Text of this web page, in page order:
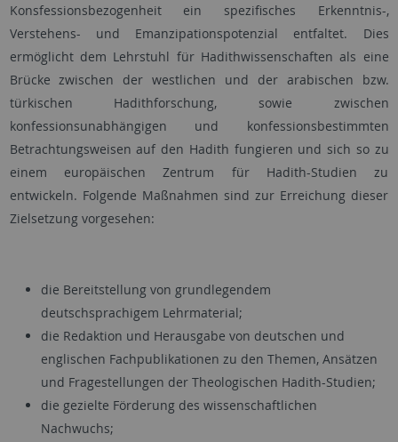
Konsfessionsbezogenheit ein spezifisches Erkenntnis-,
Verstehens- und Emanzipationspotenzial entfaltet. Dies
ermöglicht dem Lehrstuhl für Hadithwissenschaften als eine
Brücke zwischen der westlichen und der arabischen bzw.
türkischen Hadithforschung, sowie zwischen
konfessionsunabhängigen und konfessionsbestimmten
Betrachtungsweisen auf den Hadith fungieren und sich so zu
einem europäischen Zentrum für Hadith-Studien zu
entwickeln. Folgende Maßnahmen sind zur Erreichung dieser
Zielsetzung vorgesehen:
die Bereitstellung von grundlegendem
deutschsprachigem Lehrmaterial;
die Redaktion und Herausgabe von deutschen und
englischen Fachpublikationen zu den Themen, Ansätzen
und Fragestellungen der Theologischen Hadith-Studien;
die gezielte Förderung des wissenschaftlichen
Nachwuchs;